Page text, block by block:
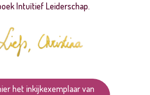
Intuïtief Leiderschap.
het inkijkexemplaar van